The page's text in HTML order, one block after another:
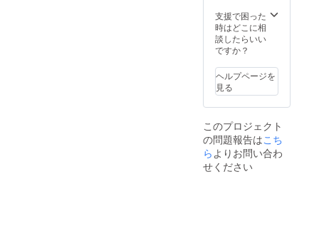
時ー２
０時
（８時
間） 上
記時間
以外で
用希望
の際に
は事前
にご相
談くだ
さい。
当日の
支援で困った
時はどこに相
談したらいい
ですか？
ヘルプページを
見る
このプロジェクト
の問題報告はこち
らよりお問い合わ
せください